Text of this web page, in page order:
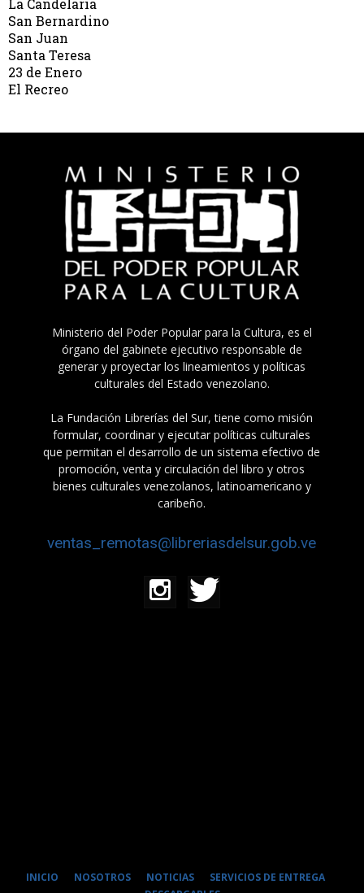
La Candelaria
San Bernardino
San Juan
Santa Teresa
23 de Enero
El Recreo
Ministerio del Poder Popular para la Cultura, es el
órgano del gabinete ejecutivo responsable de
generar y proyectar los lineamientos y políticas
culturales del Estado venezolano.
La Fundación Librerías del Sur, tiene como misión
formular, coordinar y ejecutar políticas culturales
que permitan el desarrollo de un sistema efectivo de
promoción, venta y circulación del libro y otros
bienes culturales venezolanos, latinoamericano y
caribeño.
ventas_remotas@libreriasdelsur.gob.ve
INICIO NOSOTROS NOTICIAS
SERVICIOS DE ENTREGA